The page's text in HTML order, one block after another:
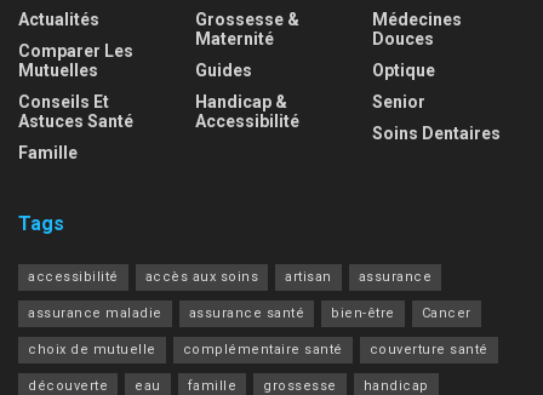
Actualités
Comparer Les
Mutuelles
Conseils Et
Astuces Santé
Famille
Grossesse &
Maternité
Guides
Handicap &
Accessibilité
Médecines
Douces
Optique
Senior
Soins Dentaires
Tags
accessibilité accès aux soins artisan assurance
assurance maladie assurance santé bien-être Cancer
choix de mutuelle complémentaire santé couverture santé
découverte eau famille grossesse handicap